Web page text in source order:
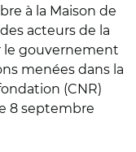
à la Maison de
acteurs de la
le gouvernement
menées dans la
(CNR)
8 septembre